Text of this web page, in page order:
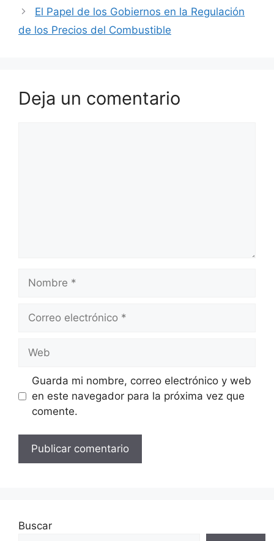
El Papel de los Gobiernos en la Regulación
de los Precios del Combustible
Deja un comentario
electrónico
Guarda mi nombre, correo electrónico y web
en este navegador para la próxima vez que
comente.
Buscar